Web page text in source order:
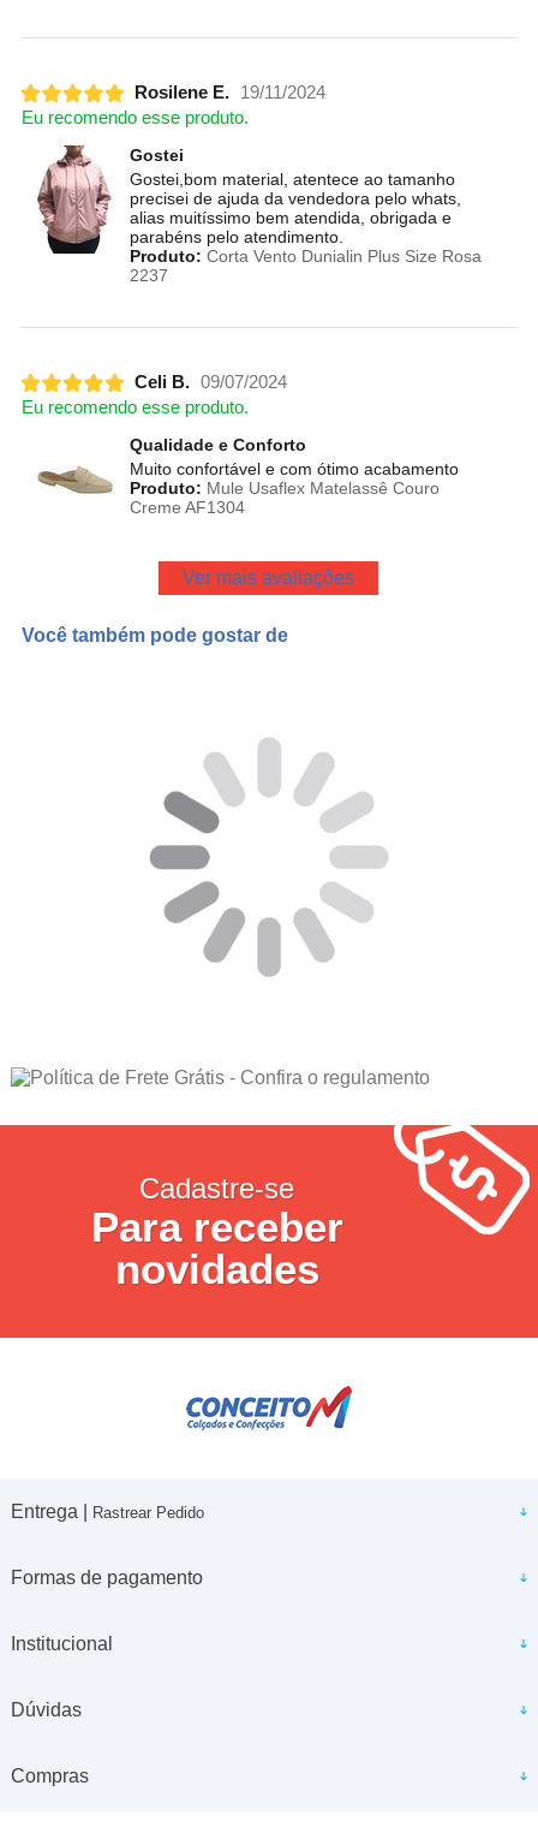
Rosilene E.
19/11/2024
Eu recomendo esse produto.
Gostei
Gostei,bom material, atentece ao tamanho
precisei de ajuda da vendedora pelo whats,
alias muitíssimo bem atendida, obrigada e
parabéns pelo atendimento.
Produto: Corta Vento Dunialin Plus Size Rosa
2237
Celi B. 09/07/2024
Eu recomendo esse produto.
Qualidade e Conforto
Muito confortável e com ótimo acabamento
Produto: Mule Usaflex Matelassê Couro
Creme AF1304
Ver mais avaliações
Você também pode gostar de
Cadastre-se
Para receber
novidades
Entrega | Rastrear Pedido
Formas de pagamento
Institucional
Dúvidas
Compras